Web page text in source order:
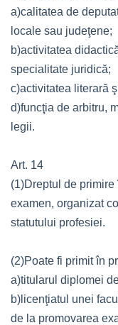
a)calitatea de
locale sau judeţene;
b)activitatea
specialitate juridică;
c)activitatea literară
d)funcţia de arbitru,
legii.
Art. 14
(1)Dreptul de
examen, organizat
statutului profesiei.
(2)Poate fi primit în
a)titularul diplomei
b)licenţiatul unei
de la promovarea